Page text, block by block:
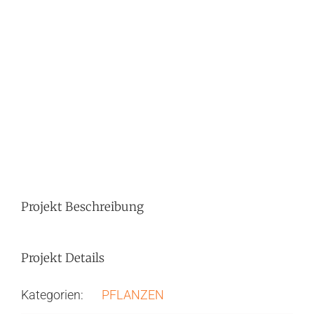
Projekt Beschreibung
Projekt Details
Kategorien: PFLANZEN